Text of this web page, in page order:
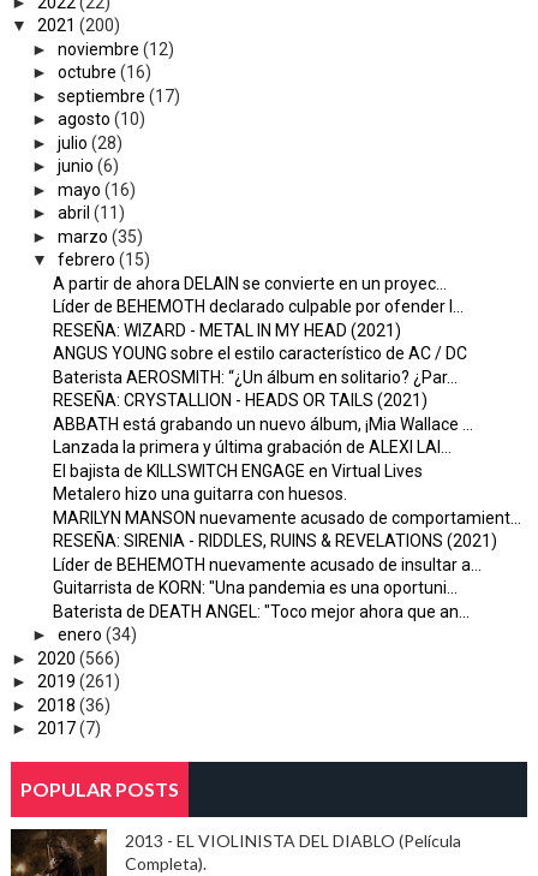
▼
2021 (200)
► noviembre (12)
► octubre (16)
► septiembre (17)
► agosto (10)
► julio (28)
► junio (6)
► mayo (16)
► abril (11)
► marzo (35)
▼
febrero (15)
A partir de ahora DELAIN se convierte en un proyec...
Líder de BEHEMOTH declarado culpable por ofender l...
RESEÑA: WIZARD - METAL IN MY HEAD (2021)
ANGUS YOUNG sobre el estilo característico de AC / DC
Baterista AEROSMITH: “¿Un álbum en solitario? ¿Par...
RESEÑA: CRYSTALLION - HEADS OR TAILS (2021)
ABBATH está grabando un nuevo álbum, ¡Mia Wallace ...
Lanzada la primera y última grabación de ALEXI LAI...
El bajista de KILLSWITCH ENGAGE en Virtual Lives
Metalero hizo una guitarra con huesos.
MARILYN MANSON nuevamente acusado de comportamient...
RESEÑA: SIRENIA - RIDDLES, RUINS & REVELATIONS (2021)
Líder de BEHEMOTH nuevamente acusado de insultar a...
Guitarrista de KORN: "Una pandemia es una oportuni...
Baterista de DEATH ANGEL: "Toco mejor ahora que an...
► enero (34)
► 2020 (566)
► 2019 (261)
► 2018 (36)
► 2017(7)
POPULAR POSTS
2013 - EL VIOLINISTA DEL DIABLO (Película
Completa).